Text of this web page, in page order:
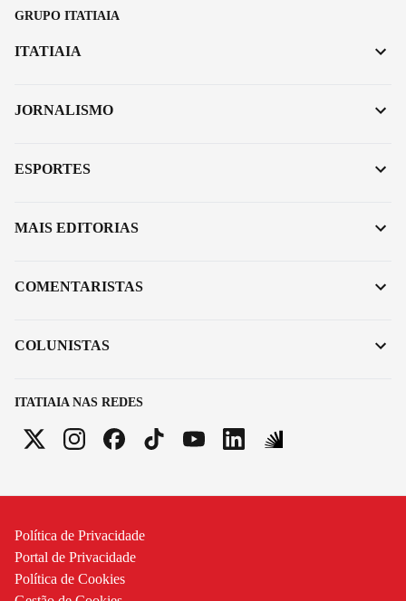
GRUPO ITATIAIA
ITATIAIA NAS REDES
ITATIAIA
JORNALISMO
ESPORTES
MAIS EDITORIAS
COMENTARISTAS
COLUNISTAS
Política de Privacidade
Portal de Privacidade
Política de Cookies